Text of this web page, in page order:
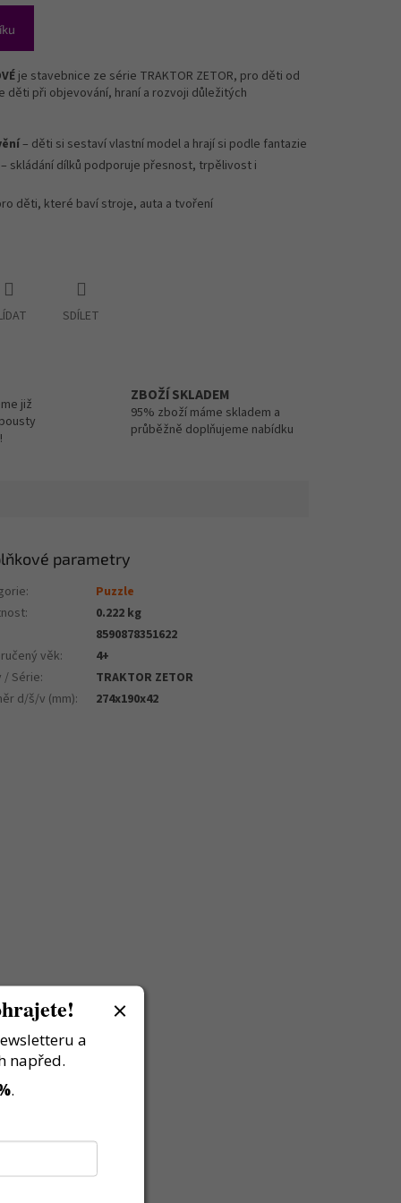
je stavebnice ze série TRAKTOR ZETOR, pro děti od
děti při objevování, hraní a rozvoji důležitých
– děti si sestaví vlastní model a hrají si podle fantazie
– skládání dílků podporuje přesnost, trpělivost i
děti, které baví stroje, auta a tvoření
SDÍLET
již
ZBOŽÍ SKLADEM
95% zboží máme skladem a
průběžně doplňujeme nabídku
parametry
:
Puzzle
:
0.222 kg
8590878351622
věk:
4+
/ Série:
TRAKTOR ZETOR
d/š/v (mm): 274x190x42
a
napřed.
.